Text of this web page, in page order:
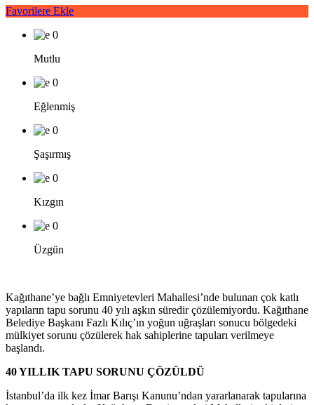
Favorilere Ekle
0
Mutlu
0
Eğlenmiş
0
Şaşırmış
0
Kızgın
0
Üzgün
Kağıthane’ye bağlı Emniyetevleri Mahallesi’nde bulunan çok katlı
yapıların tapu sorunu 40 yılı aşkın süredir çözülemiyordu. Kağıthane
Belediye Başkanı Fazlı Kılıç’ın yoğun uğraşları sonucu bölgedeki
mülkiyet sorunu çözülerek hak sahiplerine tapuları verilmeye
başlandı.
40 YILLIK TAPU SORUNU ÇÖZÜLDÜ
İstanbul’da ilk kez İmar Barışı Kanunu’ndan yararlanarak tapularına